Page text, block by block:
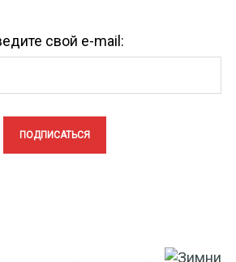
свой e-mail: